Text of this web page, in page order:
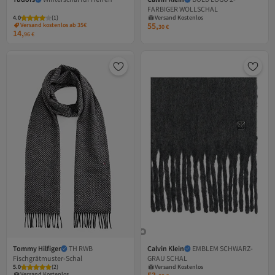
4.0 (1)
Versand kostenlos ab 35€
14,96€
FARBIGER WOLLSCHAL
Versand Kostenlos
Gratis Versand
Versand Kostenlos
55,30€
Tommy Hilfiger
TH RWB
Fischgrätmuster-Schal
5.0 (2)
Versand Kostenlos
Gratis Versand
Calvin Klein
EMBLEM SCHWARZ-
GRAU SCHAL
Versand Kostenlos
Gratis Versand
Versand Kostenlos